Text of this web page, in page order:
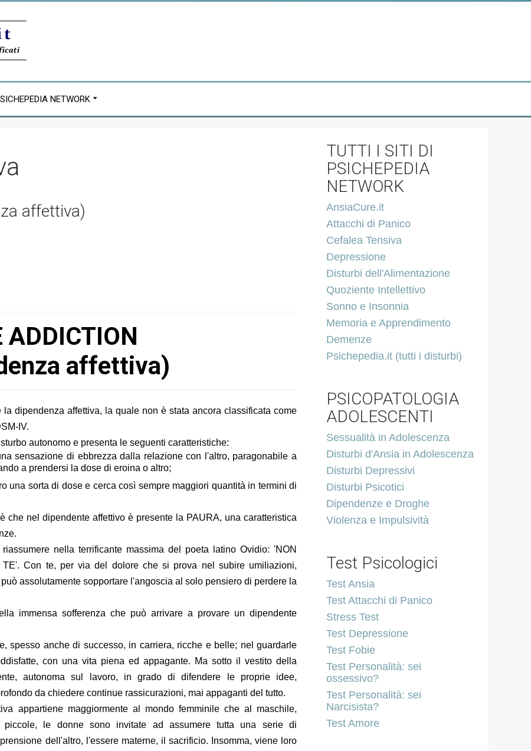
NETWORK
affettiva)
ADDICTION
affettiva)
dipendenza affettiva, la quale non è stata ancora classificata come
IV.
autonomo e presenta le seguenti caratteristiche:
sensazione di ebbrezza dalla relazione con l'altro, paragonabile a
a prendersi la dose di eroina o altro;
una sorta di dose e cerca così sempre maggiori quantità in termini di
che nel dipendente affettivo è presente la PAURA, una caratteristica
nella terrificante massima del poeta latino Ovidio: 'NON
Con te, per via del dolore che si prova nel subire umiliazioni,
assolutamente sopportare l'angoscia al solo pensiero di perdere la
immensa sofferenza che può arrivare a provare un dipendente
spesso anche di successo, in carriera, ricche e belle; nel guardarle
con una vita piena ed appagante. Ma sotto il vestito della
autonoma sul lavoro, in grado di difendere le proprie idee,
da chiedere continue rassicurazioni, mai appaganti del tutto.
appartiene maggiormente al mondo femminile che al maschile,
le donne sono invitate ad assumere tutta una serie di
dell'altro, l'essere materne, il sacrificio. Insomma, viene loro
TUTTI I SITI DI
PSICHEPEDIA
NETWORK
AnsiaCure.it
Attacchi di Panico
Cefalea Tensiva
Depressione
Disturbi dell'Alimentazione
Quoziente Intellettivo
Sonno e Insonnia
Memoria e Apprendimento
Demenze
Psichepedia.it (tutti i disturbi)
PSICOPATOLOGIA
ADOLESCENTI
Sessualità in Adolescenza
Disturbi d'Ansia in Adolescenza
Disturbi Depressivi
Disturbi Psicotici
Dipendenze e Droghe
Violenza e Impulsività
Test Psicologici
Test Ansia
Test Attacchi di Panico
Stress Test
Test Depressione
Test Fobie
Test Personalità: sei
ossessivo?
Test Personalità: sei
Narcisista?
Test Amore